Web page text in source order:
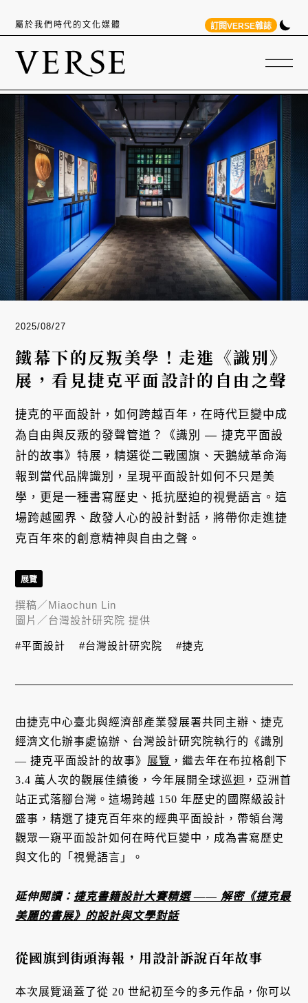
屬於我們時代的文化媒體 訂閱VERSE雜誌
2025/08/27
鐵幕下的反叛美學！走進《識別》
展，看見捷克平面設計的自由之聲
捷克的平面設計，如何跨越百年，在時代巨變中成
為自由與反叛的發聲管道？《識別 — 捷克平面設
計的故事》特展，精選從二戰國旗、天鵝絨革命海
報到當代品牌識別，呈現平面設計如何不只是美
學，更是一種書寫歷史、抵抗壓迫的視覺語言。這
場跨越國界、啟發人心的設計對話，將帶你走進捷
克百年來的創意精神與自由之聲。
由捷克中心臺北與經濟部產業發展署共同主辦、捷克
經濟文化辦事處協辦、台灣設計研究院執行的《識別
— 捷克平面設計的故事》 展覽 ，繼去年在布拉格創下
3.4 萬人次的觀展佳績後，今年展開全球巡迴 ，亞洲首
站正式落腳台灣。這場跨越 150 年歷史的國際級設計
盛事，精選了捷克百年來的經典平面設計，帶領台灣
觀眾一窺平面設計如何在時代巨變中，成為書寫歷史
與文化的「視覺語言」。
延伸閱讀： 捷克書籍設計大賽精選 —— 解密《捷克最
美麗的書展》的設計與文學對話
從國旗到街頭海報，用設計訴說百年故事
本次展覽涵蓋了從 20 世紀初至今的多元作品，你可以
展覽
撰稿／Miaochun Lin
圖片／台灣設計研究院 提供
#平面設計 #台灣設計研究院 #捷克